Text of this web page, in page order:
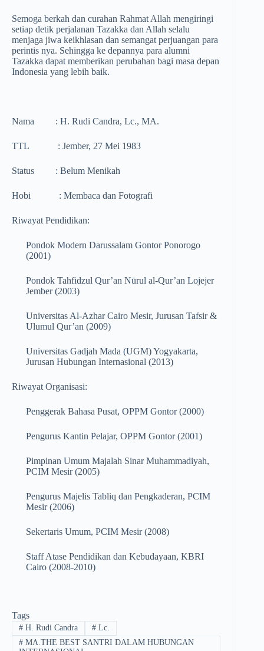
Semoga berkah dan curahan Rahmat Allah mengiringi
setiap detik perjalanan Tazakka dan Allah selalu
menjaga jiwa keikhlasan dan semangat perjuangan para
perintis nya. Sehingga ke depannya para alumni
Tazakka dapat memberikan perubahan bagi masa depan
Indonesia yang lebih­ baik.
Nama : H. Rudi Candra, Lc., MA.
TTL : Jember, 27 Mei 1983
Status : Belum Menikah
Hobi : Membaca dan Fotografi
Riwayat Pendidikan:
Pondok Modern Darussalam Gontor Ponorogo
(2001)
Pondok Tahfidzul Qur’an Nūrul al-Qur’an Lojejer
Jember (2003)
Universitas Al-Azhar Cairo Mesir, Jurusan Tafsir &
Ulumul Qur’an (2009)
Universitas Gadjah Mada (UGM) Yogyakarta,
Jurusan Hubungan Internasional (2013)
Riwayat Organisasi:
Penggerak Bahasa Pusat, OPPM Gontor (2000)
Pengurus Kantin Pelajar, OPPM Gontor (2001)
Pimpinan Umum Majalah Sinar Muhammadiyah,
PCIM Mesir (2005)
Pengurus Majelis Tabliq dan Pengkaderan, PCIM
Mesir (2006)
Sekertaris Umum, PCIM Mesir (2008)
Staff Atase Pendidikan dan Kebudayaan, KBRI
Cairo (2008-2010)
Tags
#H. Rudi Candra #Lc.
#MA.THE BEST SANTRI DALAM HUBUNGAN